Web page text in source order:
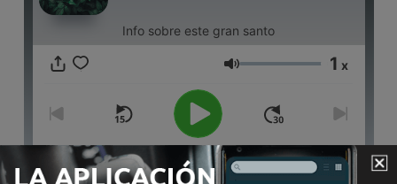
Info sobre este gran santo
Volumen 1 x
00:00 00:00